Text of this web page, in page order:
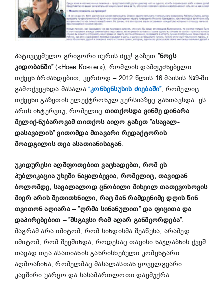
პატივცემულო გრიგორი იურის ძევ! გაზეთ ”ნოეს
კიდობანში”(«Ноев Ковчег»), რომლის დამფუძნებელი
თქვენ ბრძანდებით, კერძოდ – 2012 წლის 16 მაისის №9-ში
გამოქვეყნდა მასალა “კონსენსუსის ძიებაში”, რომელიც
თქვენი გაზეთის ელექტრონულ ვერსიაზეც განთავსდა. ეს
არის ინტერვიუ, რომელიც თითქოსდა ვინმე დინარა
მელიქ-ნუბაროვამთითქოს აიღო გაზეთ ”ასავალ-
დასავალის” ვითომდა მთავარი რედაქტორის
მოადგილის თეა ასათიანისაგან.
უკიდურესი აღშფოთებით ვაცხადებთ, რომ ეს
პუბლიკაცია უხეში ნაყალბევია, რომელიც, თავიდან
ბოლომდე, სავალალოდ ცნობილი მიხეილ თათევოსოვის
მიერ არის შეთითხნილი, რაცმან რამდენიმე დღის წინ
თვითონ აღიარა –”ღრმა სინანულით” და ფიცითა და
დაპირებებით –”მსგავსი რამ აღარ განმეორდება”.
მაგრამ არა იმიტომ, რომ სინდისმა შეაწუხა, არამედ
იმიტომ, რომ შეეშინდა, როდესაც თავისი ნაჯღაბნის ქვეშ
თავად თეა ასათიანის განრისხებული კომენტარი
აღმოაჩინა, რომელმაც მასალასთან ყოველგვარი
კავშირი უარყო და სასამართლოთი დაემუქრა.